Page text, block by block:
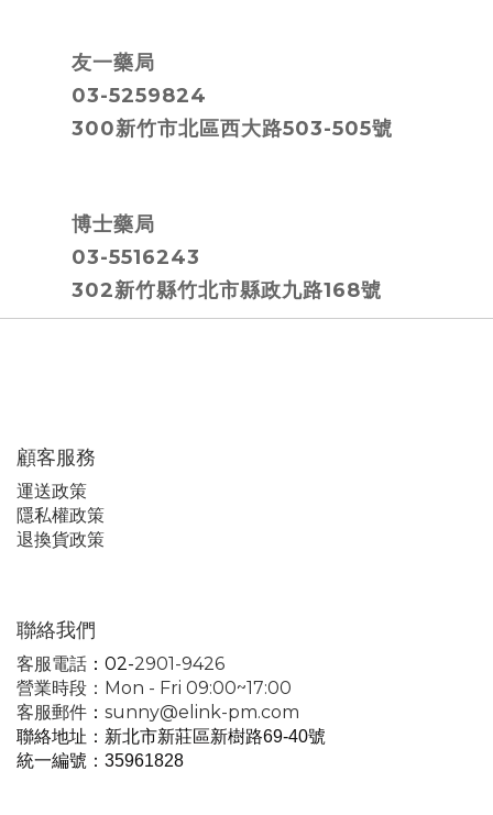
友一藥局
03-5259824
300新竹市北區西大路503-505號
博士藥局
03-5516243
302新竹縣竹北市縣政九路168號
顧客服務
運送政策
隱私權政策
退換貨政策
聯絡我們
客服電話 ：02-2901-9426
營業時段：Mon - Fri 09:00~17:00
客服郵件 ： sunny@elink-pm.com
聯絡地址：新北市新莊區新樹路69-40號
統一編號 ：35961828